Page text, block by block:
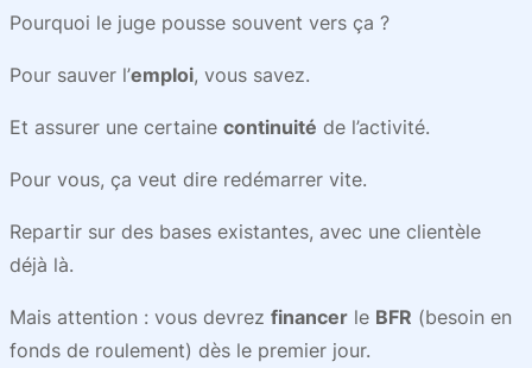
Pourquoi le juge pousse souvent vers ça ?
Pour sauver l’emploi, vous savez.
Et assurer une certaine continuité de l’activité.
Pour vous, ça veut dire redémarrer vite.
Repartir sur des bases existantes, avec une clientèle
déjà là.
Mais attention : vous devrez financer le BFR (besoin en
fonds de roulement) dès le premier jour.